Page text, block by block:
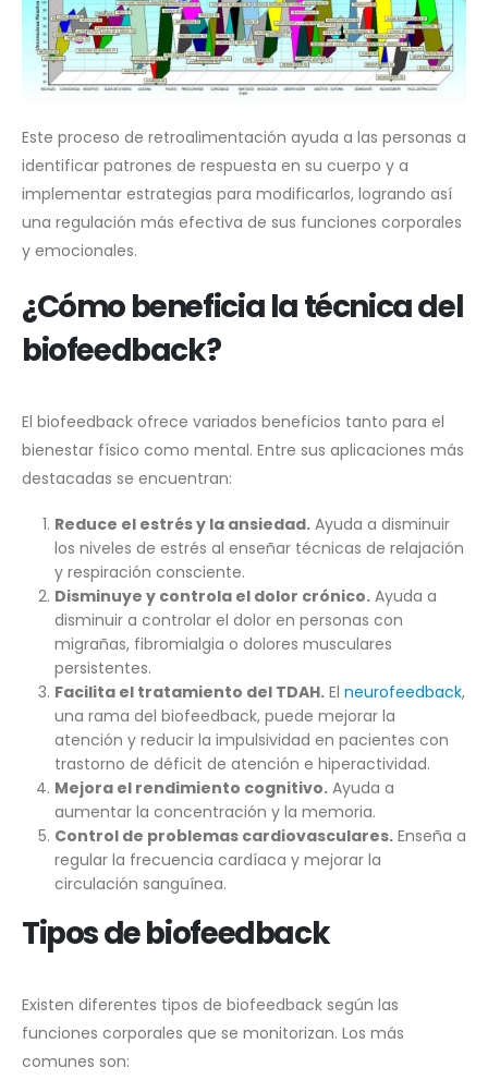
Este proceso de retroalimentación ayuda a las personas a
identificar patrones de respuesta en su cuerpo y a
implementar estrategias para modificarlos, logrando así
una regulación más efectiva de sus funciones corporales
y emocionales.
¿Cómo beneficia la técnica del
biofeedback?
El biofeedback ofrece variados beneficios tanto para el
bienestar físico como mental. Entre sus aplicaciones más
destacadas se encuentran:
Reduce el estrés y la ansiedad.Ayuda a disminuir
los niveles de estrés al enseñar técnicas de relajación
y respiración consciente.
Disminuye y controla el dolor crónico.Ayuda a
disminuir a controlar el dolor en personas con
migrañas, fibromialgia o dolores musculares
persistentes.
Facilita el tratamiento del TDAH.El neurofeedback,
una rama del biofeedback, puede mejorar la
atención y reducir la impulsividad en pacientes con
trastorno de déficit de atención e hiperactividad.
Mejora el rendimiento cognitivo.Ayuda a
aumentar la concentración y la memoria.
Control de problemas cardiovasculares.Enseña a
regular la frecuencia cardíaca y mejorar la
circulación sanguínea.
Tipos de biofeedback
Existen diferentes tipos de biofeedback según las
funciones corporales que se monitorizan. Los más
comunes son: